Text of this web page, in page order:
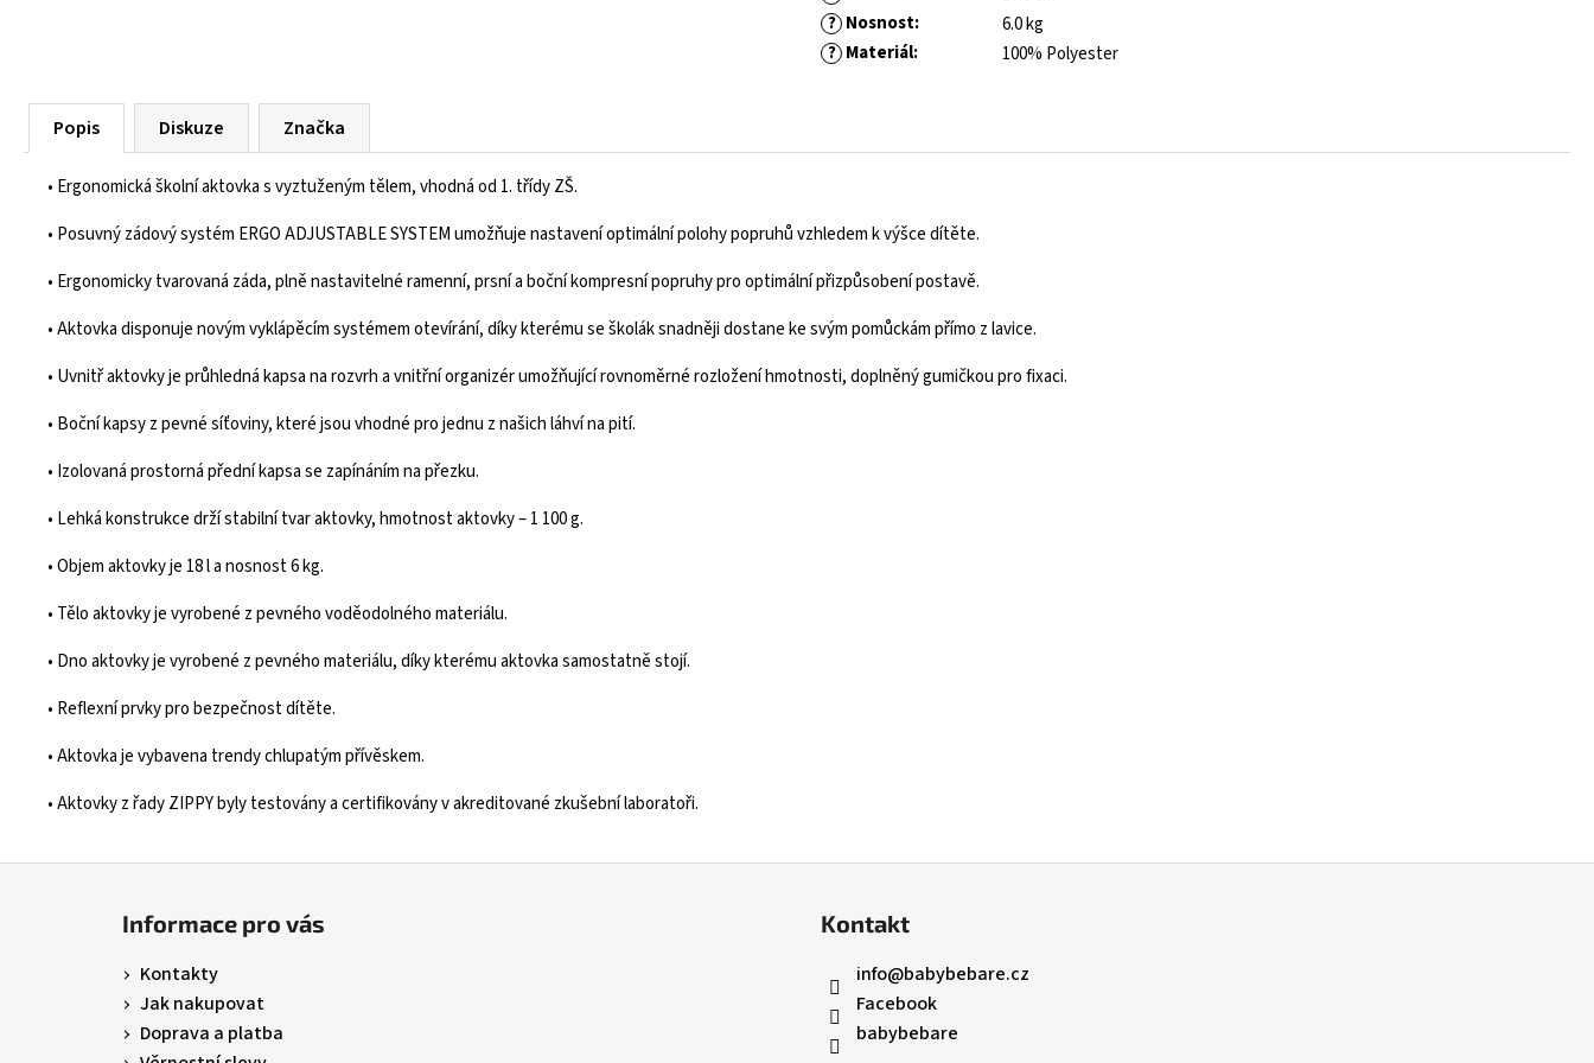
? Nosnost:
6.0 kg
? Materiál: 100% Polyester
Popis Diskuze Značka
• Ergonomická školní aktovka s vyztuženým tělem, vhodná od 1. třídy ZŠ.
• Posuvný zádový systém ERGO ADJUSTABLE SYSTEM umožňuje nastavení optimální polohy popruhů vzhledem k výšce dítěte.
• Ergonomicky tvarovaná záda, plně nastavitelné ramenní, prsní a boční kompresní popruhy pro optimální přizpůsobení postavě.
• Aktovka disponuje novým vyklápěcím systémem otevírání, díky kterému se školák snadněji dostane ke svým pomůckám přímo z lavice.
• Uvnitř aktovky je průhledná kapsa na rozvrh a vnitřní organizér umožňující rovnoměrné rozložení hmotnosti, doplněný gumičkou pro fixaci.
• Boční kapsy z pevné síťoviny, které jsou vhodné pro jednu z našichláhví na pití.
• Izolovaná prostorná přední kapsa se zapínáním na přezku.
• Lehká konstrukce drží stabilní tvar aktovky, hmotnost aktovky – 1 100 g.
• Objem aktovky je 18 l a nosnost 6 kg.
• Tělo aktovky je vyrobené z pevného voděodolného materiálu.
• Dno aktovky je vyrobené z pevného materiálu, díky kterému aktovka samostatně stojí.
• Reflexní prvky pro bezpečnost dítěte.
• Aktovka je vybavena trendy chlupatým přívěskem.
• Aktovky z řady ZIPPY byly testovány a certifikovány v akreditované zkušební laboratoři.
Informace pro vás
Kontakty
Jak nakupovat
Doprava a platba
Kontakt
info@babybebare.cz
Facebook
babybebare